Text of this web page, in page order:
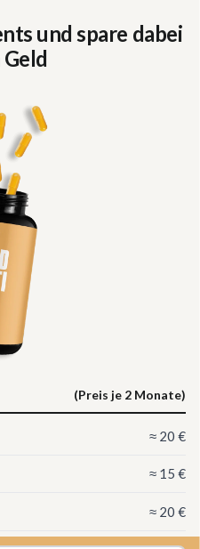
und spare dabei
(Preis je 2 Monate)
≈ 20 €
≈ 15 €
≈ 20 €